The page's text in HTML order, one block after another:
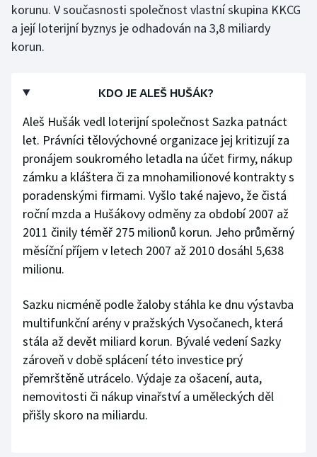
korunu. V současnosti společnost vlastní skupina KKCG
a její loterijní byznys je odhadován na 3,8 miliardy
korun.
KDO JE ALEŠ HUŠÁK?
Aleš Hušák vedl loterijní společnost Sazka patnáct
let. Právníci tělovýchovné organizace jej kritizují za
pronájem soukromého letadla na účet firmy, nákup
zámku a kláštera či za mnohamilionové kontrakty s
poradenskými firmami. Vyšlo také najevo, že čistá
roční mzda a Hušákovy odměny za období 2007 až
2011 činily téměř 275 milionů korun. Jeho průměrný
měsíční příjem v letech 2007 až 2010 dosáhl 5,638
milionu.
Sazku nicméně podle žaloby stáhla ke dnu výstavba
multifunkční arény v pražských Vysočanech, která
stála až devět miliard korun. Bývalé vedení Sazky
zároveň v době splácení této investice prý
přemrštěně utrácelo. Výdaje za ošacení, auta,
nemovitosti či nákup vinařství a uměleckých děl
přišly skoro na miliardu.